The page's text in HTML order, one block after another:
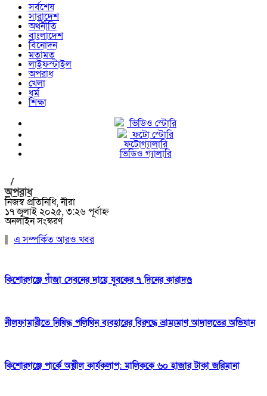
সর্বশেষ
সারাদেশ
অর্থনীতি
বাংলাদেশ
বিনোদন
মতামত
লাইফস্টাইল
অপরাধ
খেলা
ধর্ম
শিক্ষা
ভিডিও স্টোরি
ফটো স্টোরি
ফটোগ্যালারি
ভিডিও গ্যালারি
/
অপরাধ
নিজস্ব প্রতিনিধি, নীরা
১৭ জুলাই ২০২৫, ৩:২৬ পূর্বাহ্ন
অনলাইন সংস্করণ
এ সম্পর্কিত আরও খবর
কিশোরগঞ্জে গাঁজা সেবনের দায়ে যুবকের ৭ দিনের কারাদণ্ড
নীলফামারীতে নিষিদ্ধ পলিথিন ব্যবহারের বিরুদ্ধে ভ্রাম্যমাণ আদালতের অভিযান
কিশোরগঞ্জে পার্কে অশ্লীল কার্যকলাপ: মালিককে ৬০ হাজার টাকা জরিমানা